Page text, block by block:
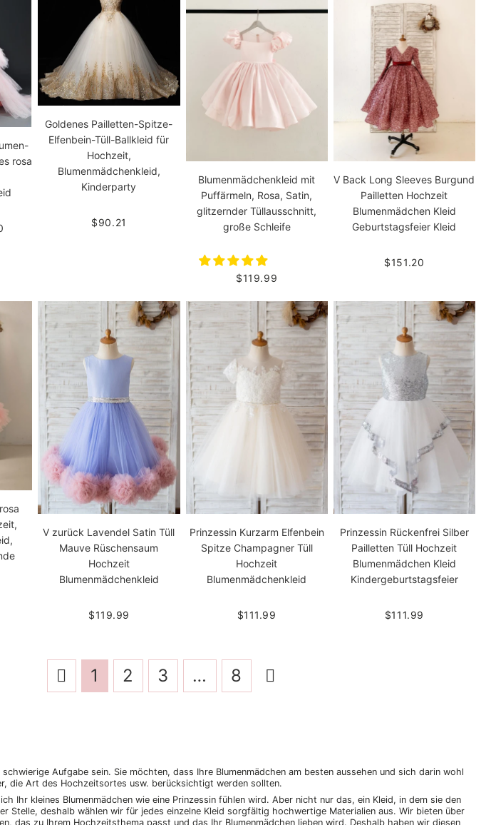
rosa
Goldenes Pailletten-Spitze-
Elfenbein-Tüll-Ballkleid für
Hochzeit,
Blumenmädchenkleid,
Kinderparty
$90.21
Blumenmädchenkleid mit
Puffärmeln, Rosa, Satin,
glitzernder Tüllausschnitt,
große Schleife
$119.99
V Back Long Sleeves Burgund
Pailletten Hochzeit
Blumenmädchen Kleid
Geburtstagsfeier Kleid
$151.20
V zurück Lavendel Satin Tüll
Mauve Rüschensaum
Hochzeit
Blumenmädchenkleid
$119.99
Prinzessin Kurzarm Elfenbein
Spitze Champagner Tüll
Hochzeit
Blumenmädchenkleid
$111.99
Prinzessin Rückenfrei Silber
Pailletten Tüll Hochzeit
Blumenmädchen Kleid
Kindergeburtstagsfeier
$111.99
1 2 3 … 8
Aufgabe sein. Sie möchten, dass Ihre Blumenmädchen am besten aussehen und sich darin wohl
die Art des Hochzeitsortes usw. berücksichtigt werden sollten.
Ihr kleines Blumenmädchen wie eine Prinzessin fühlen wird. Aber nicht nur das, ein Kleid, in dem sie den
Stelle, deshalb wählen wir für jedes einzelne Kleid sorgfältig hochwertige Materialien aus. Wir bieten über
das zu Ihrem Hochzeitsthema passt und das Ihr Blumenmädchen lieben wird. Deshalb haben wir diesen